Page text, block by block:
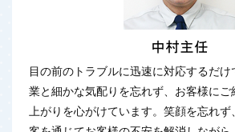
目の前のトラブルに迅速に対応するだ
業と細かな気配りを忘れず、お客様にご
上がりを心がけています。笑顔を忘れ